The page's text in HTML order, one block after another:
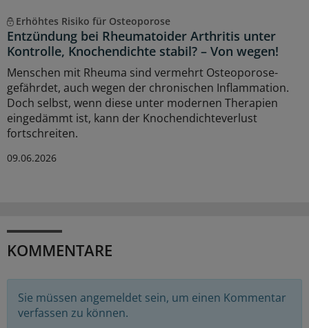
Erhöhtes Risiko für Osteoporose
Entzündung bei Rheumatoider Arthritis unter
Kontrolle, Knochendichte stabil? – Von wegen!
Menschen mit Rheuma sind vermehrt Osteoporose-
gefährdet, auch wegen der chronischen Inflammation.
Doch selbst, wenn diese unter modernen Therapien
eingedämmt ist, kann der Knochendichteverlust
fortschreiten.
09.06.2026
KOMMENTARE
Sie müssen angemeldet sein, um einen Kommentar
verfassen zu können.